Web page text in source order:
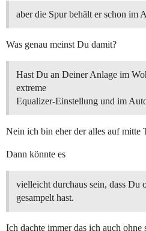
aber die Spur behält er schon im
Was genau meinst Du damit?
Hast Du an Deiner Anlage im
extreme
Equalizer-Einstellung und im
Nein ich bin eher der alles auf mitte
Dann könnte es
vielleicht durchaus sein, dass Du
gesampelt hast.
Ich dachte immer das ich auch ohne